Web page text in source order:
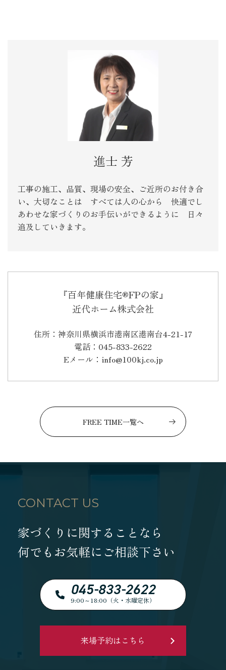
進士 芳
工事の施工、品質、現場の安全、ご近所のお付き合
い、大切なことは すべては人の心から 快適でし
あわせな家づくりのお手伝いができるように 日々
追及していきます。
『百年健康住宅®FPの家』
近代ホーム株式会社
住所：神奈川県横浜市港南区港南台4-21-17
電話：045-833-2622
Eメール：info@100kj.co.jp
FREE TIME一覧へ
CONTACT US
家づくりに関することなら
何でもお気軽にご相談下さい
045-833-2622
9:00～18:00（火・水曜定休）
来場予約はこちら